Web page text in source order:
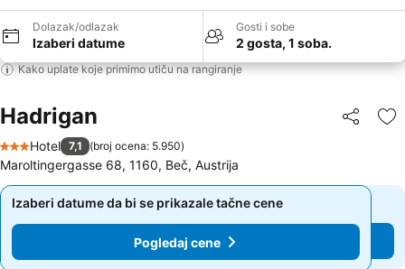
Dolazak/odlazak
Izaberi datume
Gosti i sobe
2 gosta, 1 soba.
Kako uplate koje primimo utiču na rangiranje
Hadrigan Deli
3 Zvezdice
Hotel 7,1 (broj ocena: 5.950)
Maroltingergasse 68, 1160, Beč, Austrija
Izaberi datume da bi se prikazale tačne cene
Pogledaj cene
Izaberi datume da bi se prikazale tačne cene
Pogledaj cene